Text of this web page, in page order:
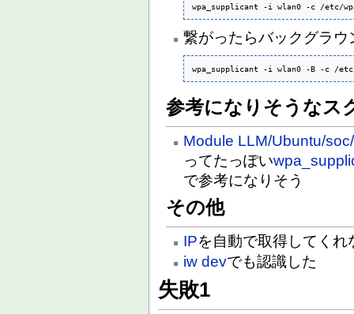
wpa_supplicant -i wlan0 -c /etc/
繋がったらバックグラ
wpa_supplicant -i wlan0 -B -c /
参考になりそうなス
Module LLM/Ubuntu/
ってたっぽい
で参考になりそう
その他
IPを自動で取得してくれ
iw devでも認識した
失敗1